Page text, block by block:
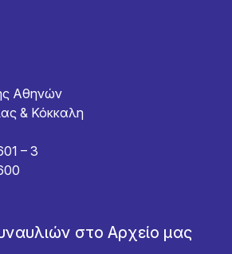
Αθηνών
& Κόκκαλη
– 3
στο Αρχείο μας